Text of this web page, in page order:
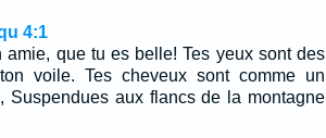
4:1
amie, que tu es belle! Tes yeux sont des
voile. Tes cheveux sont comme un
Suspendues aux flancs de la montagne